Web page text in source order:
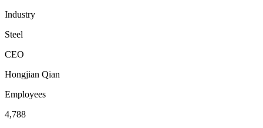
Industry
Steel
CEO
Hongjian Qian
Employees
4,788